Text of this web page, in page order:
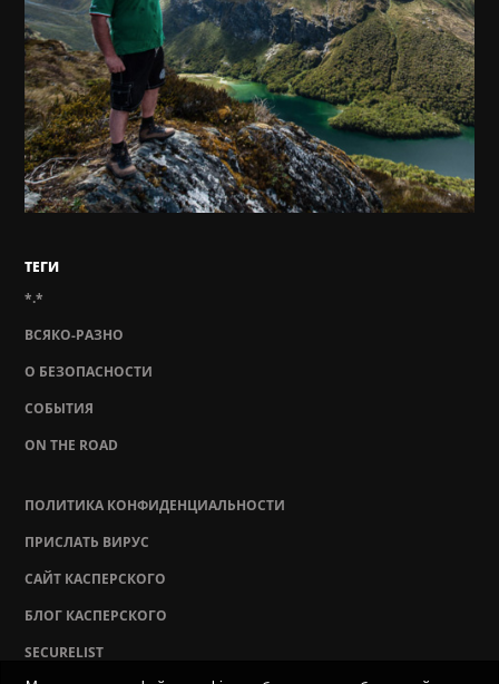
ТЕГИ
*.*
ВСЯКО-РАЗНО
О БЕЗОПАСНОСТИ
СОБЫТИЯ
ON THE ROAD
ПОЛИТИКА КОНФИДЕНЦИАЛЬНОСТИ
ПРИСЛАТЬ ВИРУС
САЙТ КАСПЕРСКОГО
БЛОГ КАСПЕРСКОГО
SECURELIST